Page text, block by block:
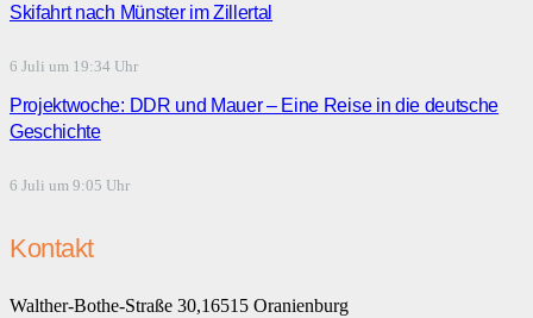
Skifahrt nach Münster im Zillertal
6 Juli um 19:34 Uhr
Projektwoche: DDR und Mauer – Eine Reise in die deutsche
Geschichte
6 Juli um 9:05 Uhr
Kontakt
Walther-Bothe-Straße 30,16515 Oranienburg